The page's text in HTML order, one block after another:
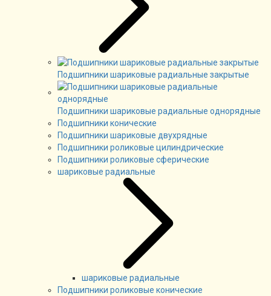
Подшипники шариковые радиальные закрытые
Подшипники шариковые радиальные однорядные
Подшипники конические
Подшипники шариковые двухрядные
Подшипники роликовые цилиндрические
Подшипники роликовые сферические
шариковые радиальные
шариковые радиальные
Подшипники роликовые конические